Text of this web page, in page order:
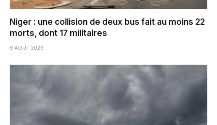
Niger : une collision de deux bus fait au moins 22
morts, dont 17 militaires
9 AOÛT 2026